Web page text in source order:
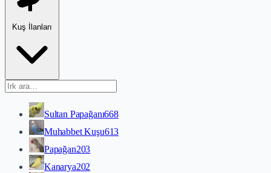
Kuş İlanları
Sultan Papağanı668
Muhabbet Kuşu613
Papağan203
Kanarya202